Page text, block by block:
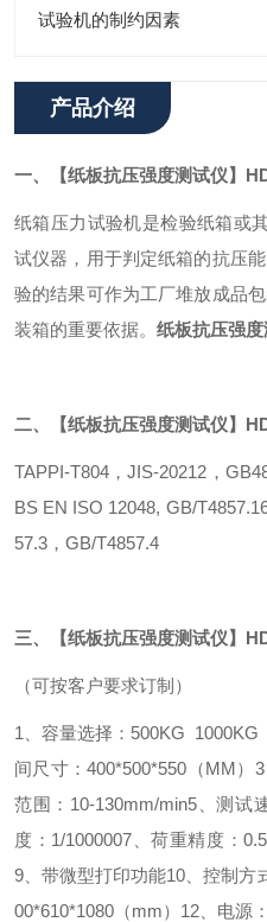
试验机的制约因素
产品介绍
一、【纸板抗压强度测试仪】
纸箱压力试验机是检验纸箱或
试仪器，用于判定纸箱的抗压
验的结果可作为工厂堆放成品
装箱的重要依据。 纸板抗压强
二、【纸板抗压强度测试仪】
TAPPI-T804 ，JIS-20212，
BS EN ISO 12048, GB/
57.3，GB/T4857.4
三、【纸板抗压强度测试仪】
（可按客户要求订制）
1、容量选择：500KG 1000KG
间尺寸：400*500*550（MM）
范围：10-130mm/min5、测试
度：1/1000007、荷重精度：
9、带微型打印功能10、控制方
00*610*1080（mm） 12、电源